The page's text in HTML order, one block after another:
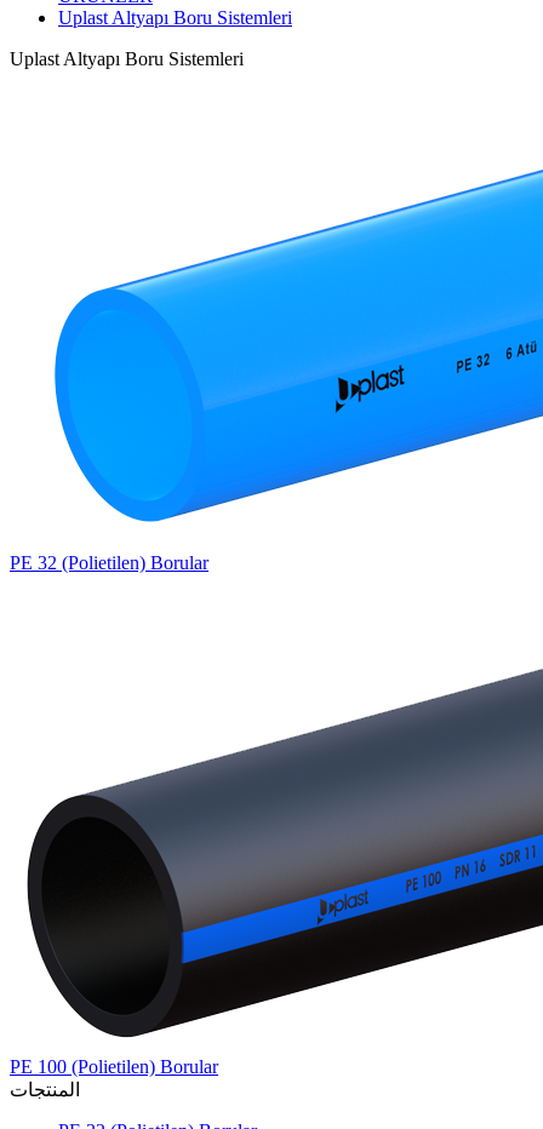
Uplast Altyapı Boru Sistemleri
Uplast Altyapı Boru Sistemleri
PE 32 (Polietilen) Borular
PE 100 (Polietilen) Borular
المنتجات